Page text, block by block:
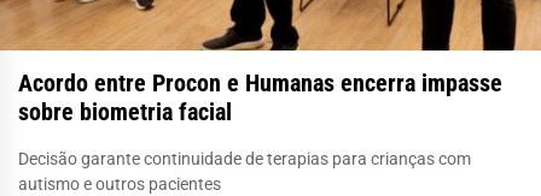
Acordo entre Procon e Humanas encerra impasse
sobre biometria facial
Decisão garante continuidade de terapias para crianças com
autismo e outros pacientes